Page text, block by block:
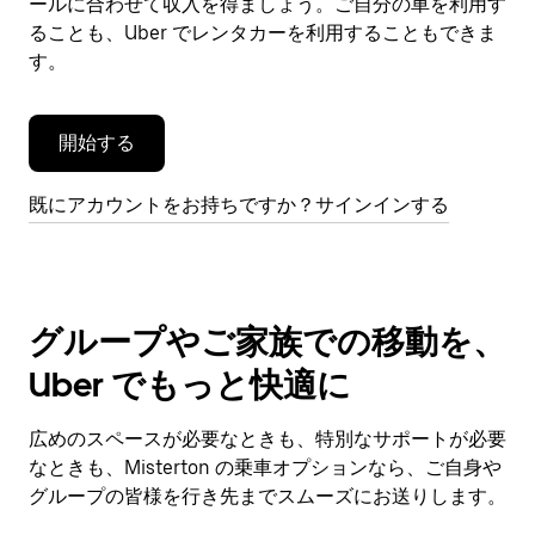
じ
ま
す。
ることも、Uber でレンタカーを利用することもできま
す。
開始する
既にアカウントをお持ちですか？サインインする
グループやご家族での移動を、
Uber でもっと快適に
広めのスペースが必要なときも、特別なサポートが必要
なときも、Misterton の乗車オプションなら、ご自身や
グループの皆様を行き先までスムーズにお送りします。